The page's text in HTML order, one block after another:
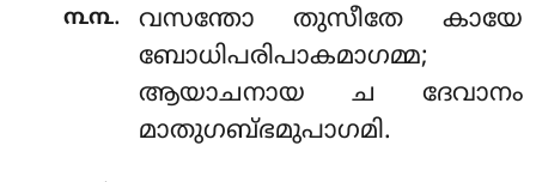
൩൩.
വസന്തോ തുസീതേ കായേ
ബോധിപരിപാകമാഗമ്മ;
ആയാചനായ ച ദേവാനം
മാതുഗബ്ഭമുപാഗമി.